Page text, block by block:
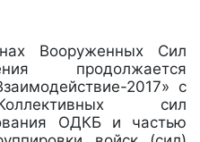
Сил
продолжается
2017» с
сил
ОДКБ и частью